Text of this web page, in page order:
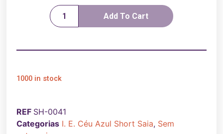
Add To Cart
1000 in stock
REF SH-0041
Categorias I. E. Céu Azul Short Saia, Sem